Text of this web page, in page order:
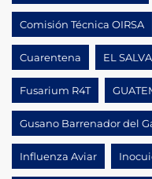
Comisión Técnica OIRSA
Cuarentena EL
Fusarium R4T
Gusano Barrenador del
Influenza Aviar